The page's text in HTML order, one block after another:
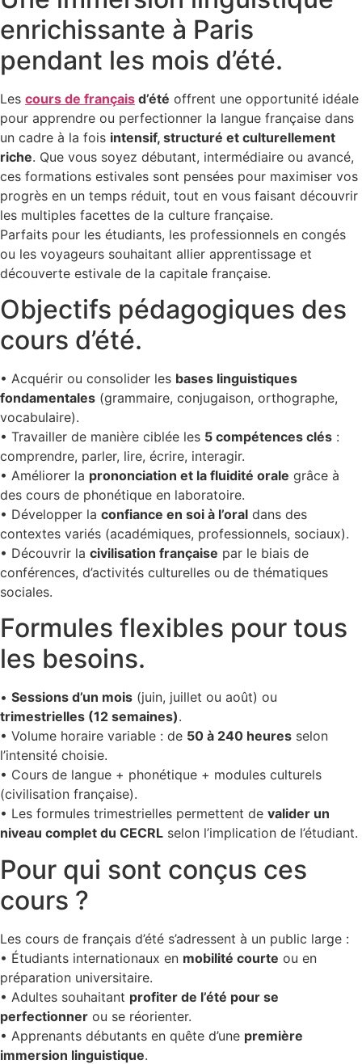
enrichissante à Paris
pendant les mois d’été.
Les cours de français d’été offrent une opportunité idéale
pour apprendre ou perfectionner la langue française dans
un cadre à la fois intensif, structuré et culturellement
riche. Que vous soyez débutant, intermédiaire ou avancé,
ces formations estivales sont pensées pour maximiser vos
progrès en un temps réduit, tout en vous faisant découvrir
les multiples facettes de la culture française.
Parfaits pour les étudiants, les professionnels en congés
ou les voyageurs souhaitant allier apprentissage et
découverte estivale de la capitale française.
Objectifs pédagogiques des
cours d’été.
• Acquérir ou consolider les bases linguistiques
fondamentales (grammaire, conjugaison, orthographe,
vocabulaire).
• Travailler de manière ciblée les 5 compétences clés :
comprendre, parler, lire, écrire, interagir.
• Améliorer la prononciation et la fluidité orale grâce à
des cours de phonétique en laboratoire.
• Développer la confiance en soi à l’oral dans des
contextes variés (académiques, professionnels, sociaux).
• Découvrir la civilisation française par le biais de
conférences, d’activités culturelles ou de thématiques
sociales.
Formules flexibles pour tous
les besoins.
• Sessions d’un mois (juin, juillet ou août) ou
trimestrielles (12 semaines).
• Volume horaire variable : de 50 à 240 heures selon
l’intensité choisie.
• Cours de langue + phonétique + modules culturels
(civilisation française).
• Les formules trimestrielles permettent de valider un
niveau complet du CECRL selon l’implication de l’étudiant.
Pour qui sont conçus ces
cours ?
Les cours de français d’été s’adressent à un public large :
• Étudiants internationaux en mobilité courte ou en
préparation universitaire.
• Adultes souhaitant profiter de l’été pour se
perfectionner ou se réorienter.
• Apprenants débutants en quête d’une première
immersion linguistique.